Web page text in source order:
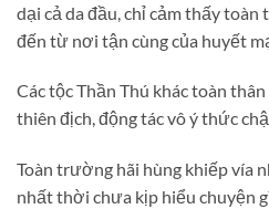
dại cả da đầu, chỉ cảm thấy toàn
đến từ nơi tận cùng của huyết
Các tộc Thần Thú khác toàn
thiên địch, động tác vô ý thức
Toàn trường hãi hùng khiếp vía
nhất thời chưa kịp hiểu chuyện